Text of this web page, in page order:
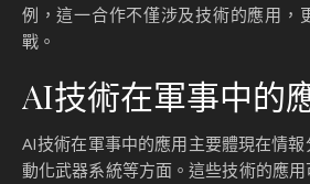
例，這一合作不僅涉及技術的應用，
戰。
AI技術在軍事中的
AI技術在軍事中的應用主要體現在情
動化武器系統等方面。這些技術的應